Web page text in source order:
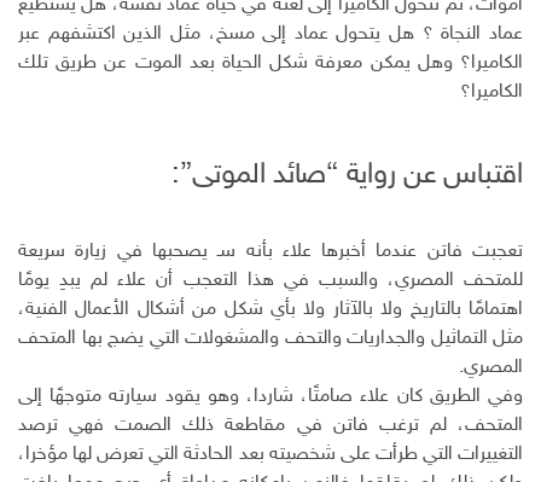
و
ي
أموات، ثم تتحول الكاميرا إلى لعنة في حياة عماد نفسه، هل يستطيع
عماد النجاة ؟ هل يتحول عماد إلى مسخ، مثل الذين اكتشفهم عبر
الكاميرا؟ وهل يمكن معرفة شكل الحياة بعد الموت عن طريق تلك
الكاميرا؟
اقتباس عن رواية “صائد الموتى”:
تعجبت فاتن عندما أخبرها علاء بأنه سـ يصحبها في زيارة سريعة
للمتحف المصري، والسبب في هذا التعجب أن علاء لم يبدِ يومًا
اهتمامًا بالتاريخ ولا بالآثار ولا بأي شكل من أشكال الأعمال الفنية،
مثل التماثيل والجداريات والتحف والمشغولات التي يضج بها المتحف
المصري.
وفي الطريق كان علاء صامتًا، شاردا، وهو يقود سيارته متوجهًا إلى
المتحف، لم ترغب فاتن في مقاطعة ذلك الصمت فهي ترصد
التغييرات التي طرأت على شخصيته بعد الحادثة التي تعرض لها مؤخرا،